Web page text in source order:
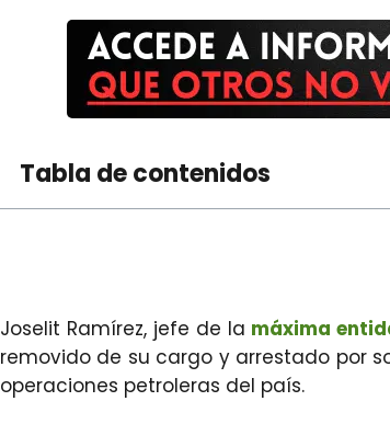
Tabla de contenidos
Joselit Ramírez, jefe de la máxima
removido de su cargo y arrestado por
operaciones petroleras del país.